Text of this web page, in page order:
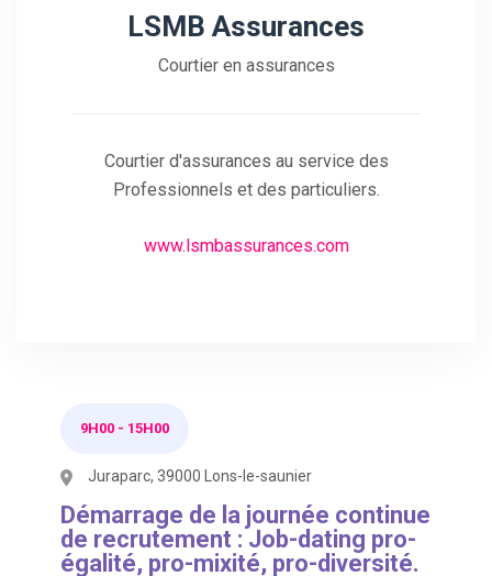
LSMB Assurances
Courtier en assurances
Courtier d'assurances au service des
Professionnels et des particuliers.
www.lsmbassurances.com
9H00 - 15H00
Juraparc, 39000 Lons-le-saunier
Démarrage de la journée continue
de recrutement : Job-dating pro-
égalité, pro-mixité, pro-diversité.